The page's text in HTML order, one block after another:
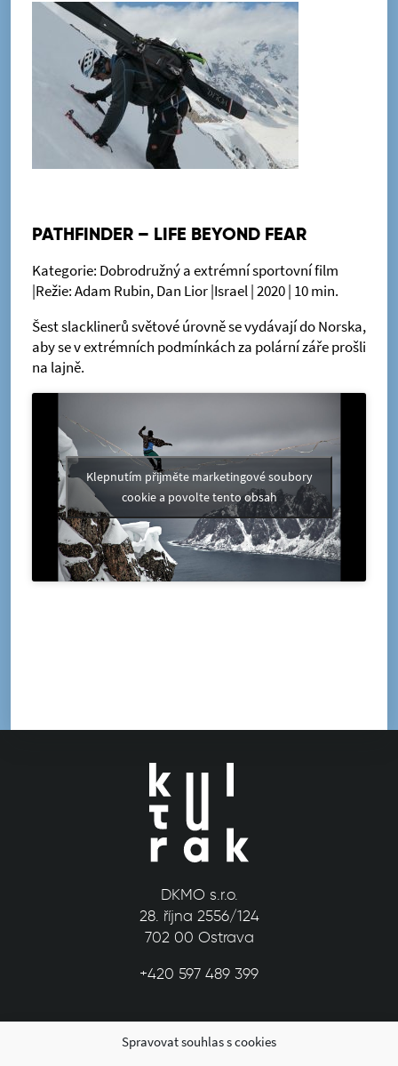
Spravovat souhlas s cookies
PATHFINDER – LIFE BEYOND FEAR
Kategorie: Dobrodružný a extrémní sportovní film
|Režie: Adam Rubin, Dan Lior |Israel | 2020 | 10 min.
Šest slacklinerů světové úrovně se vydávají do Norska,
aby se v extrémních podmínkách za polární záře prošli
na lajně.
Klepnutím přijměte marketingové soubory
cookie a povolte tento obsah
DKMO s.r.o.
28. října 2556/124
702 00 Ostrava
+420 597 489 399